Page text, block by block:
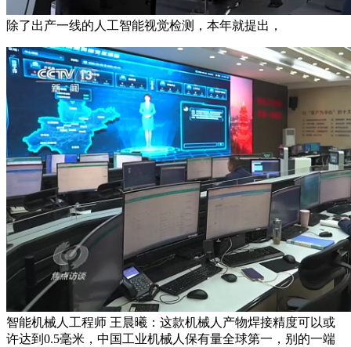
除了出产一线的人工智能视觉检测，本年就提出，
智能机械人工程师 王晨曦：这款机械人产物焊接精度可以或
许达到0.5毫米，中国工业机械人保有量全球第一，别的一端